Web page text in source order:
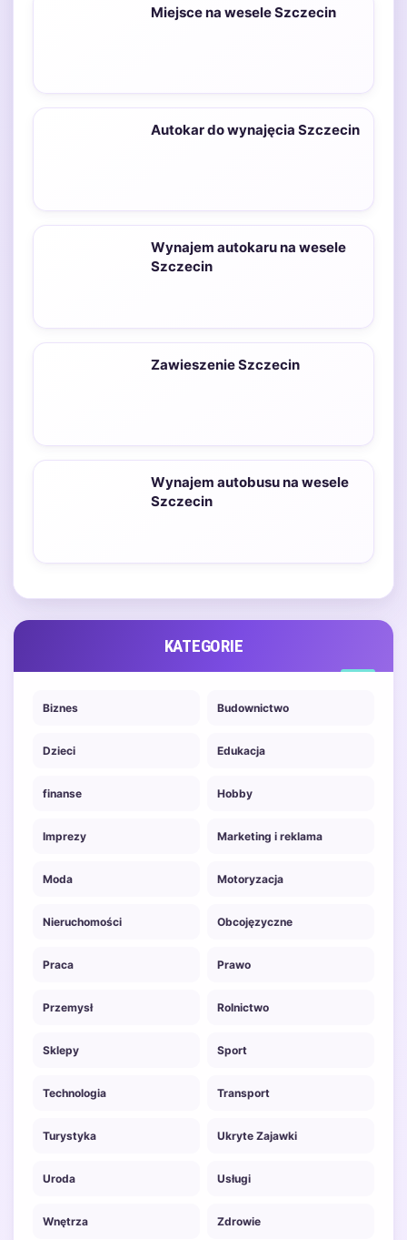
Miejsce na wesele Szczecin
Autokar do wynajęcia Szczecin
Wynajem autokaru na wesele
Szczecin
Zawieszenie Szczecin
Wynajem autobusu na wesele
Szczecin
KATEGORIE
Biznes Budownictwo
Dzieci Edukacja
finanse Hobby
Imprezy Marketing i reklama
Moda Motoryzacja
Nieruchomości Obcojęzyczne
Praca Prawo
Przemysł Rolnictwo
Sklepy Sport
Technologia Transport
Turystyka Ukryte Zajawki
Uroda Usługi
Wnętrza Zdrowie